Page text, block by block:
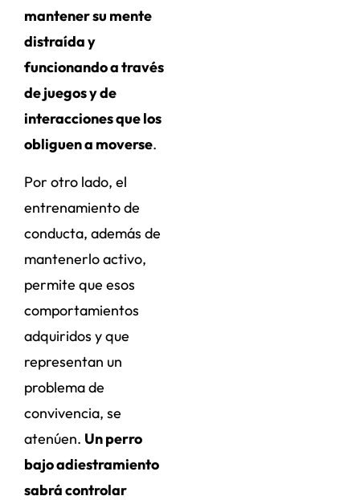
mantener su mente
distraída y
funcionando a través
de juegos y de
interacciones que los
obliguen a moverse.
Por otro lado, el
entrenamiento de
conducta, además de
mantenerlo activo,
permite que esos
comportamientos
adquiridos y que
representan un
problema de
convivencia, se
atenúen. Un perro
bajo adiestramiento
sabrá controlar